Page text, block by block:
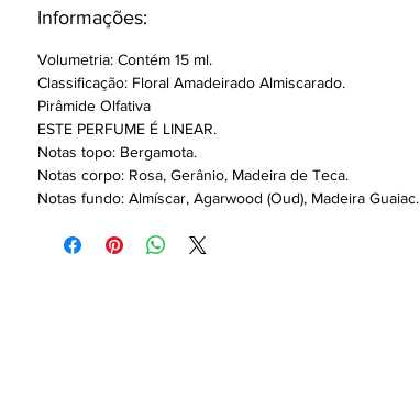
Informações:
Volumetria: Contém 15 ml.
Classificação: Floral Amadeirado Almiscarado.
Pirâmide Olfativa
ESTE PERFUME É LINEAR.
Notas topo: Bergamota.
Notas corpo: Rosa, Gerânio, Madeira de Teca.
Notas fundo: Almíscar, Agarwood (Oud), Madeira Guaiac.